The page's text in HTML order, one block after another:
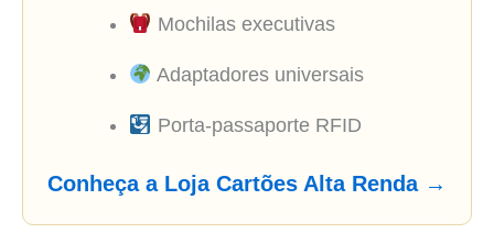
Mochilas executivas
Adaptadores universais
Porta-passaporte RFID
Conheça a Loja Cartões Alta Renda →